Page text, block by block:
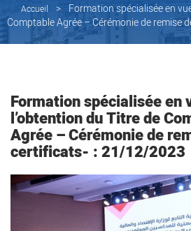
Accueil
Formation spécialisée en
Comptable Agrée – Cérémonie de remise
Formation spécialisée en
l’obtention du Titre de
Agrée – Cérémonie de
certificats- : 21/12/2023